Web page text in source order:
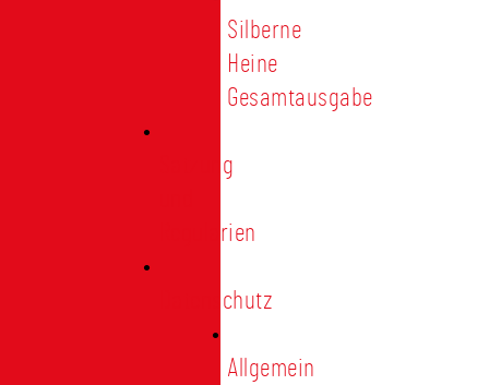
Silberne
Heine
Gesamtausgabe
Satzung
Regularien
Datenschutz
Allgemein